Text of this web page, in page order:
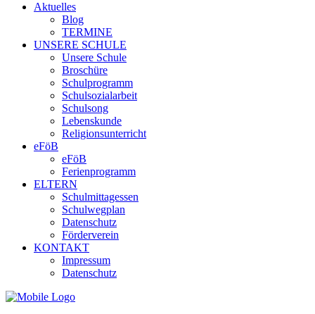
Aktuelles
Blog
TERMINE
UNSERE SCHULE
Unsere Schule
Broschüre
Schulprogramm
Schulsozialarbeit
Schulsong
Lebenskunde
Religionsunterricht
eFöB
eFöB
Ferienprogramm
ELTERN
Schulmittagessen
Schulwegplan
Datenschutz
Förderverein
KONTAKT
Impressum
Datenschutz